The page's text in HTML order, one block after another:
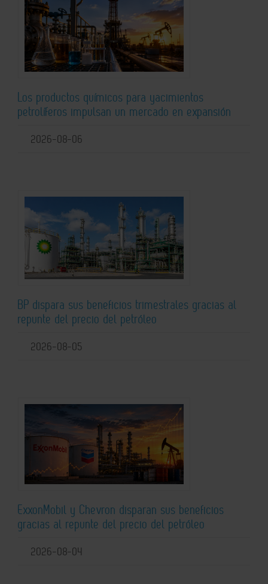
Los productos químicos para yacimientos
petrolíferos impulsan un mercado en expansión
2026-08-06
BP dispara sus beneficios trimestrales gracias al
repunte del precio del petróleo
2026-08-05
ExxonMobil y Chevron disparan sus beneficios
gracias al repunte del precio del petróleo
2026-08-04